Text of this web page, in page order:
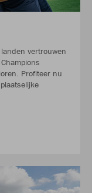
vertrouwen
Profiteer nu